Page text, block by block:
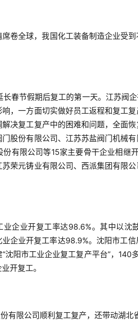
卷全球，我国化工装备制造企业受
春节假期后复工的第一天。江苏阀
，一方面切实做好员工返程和复工
决复工复产中的困难和问题，全面
股份有限公司、江苏苏盐阀门机械
有限公司等15家主要骨干企业相继
荣元铸业有限公司、西派集团有限
企业开复工率达98.6%。其中以沈
企业开复工率达98.9%。沈阳市工
沈阳市工业企业复工复产平台”，140
开复工。
有限公司顺利复工复产，还带动湖北